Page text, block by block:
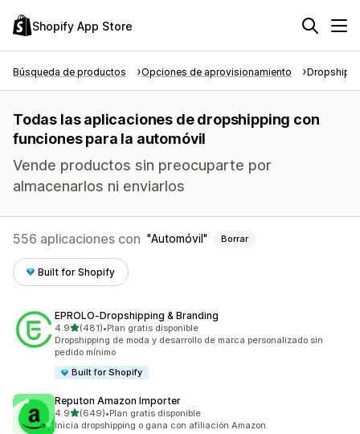
Shopify App Store
Búsqueda de productos Opciones de aprovisionamiento
Todas las aplicaciones de dropshipping con
funciones para la automóvil
Vende productos sin preocuparte por
almacenarlos ni enviarlos
556 aplicaciones con Automóvil Borrar
Built for Shopify
EPROLO‑Dropshipping & Branding
4.9de 5 estrellas
(481)
481 reseñas en total
•Plan gratis disponible
Dropshipping de moda y desarrollo de marca personalizado sin
pedido mínimo
Built for Shopify
Reputon Amazon Importer
4.9de 5 estrellas
(649)
649 reseñas en total
•Plan gratis disponible
Inicia dropshipping o gana con afiliación Amazon